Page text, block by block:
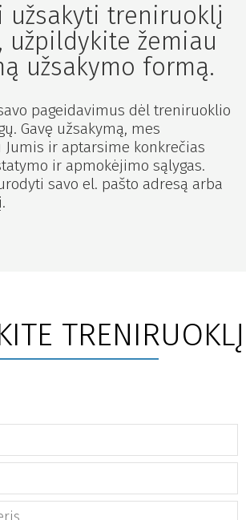
užsakyti treniruoklį
užpildykite žemiau
užsakymo formą.
pageidavimus dėl treniruoklio
Gavę užsakymą, mes
ir aptarsime konkrečias
ir apmokėjimo sąlygas.
savo el. pašto adresą arba
TRENIRUOKLĮ